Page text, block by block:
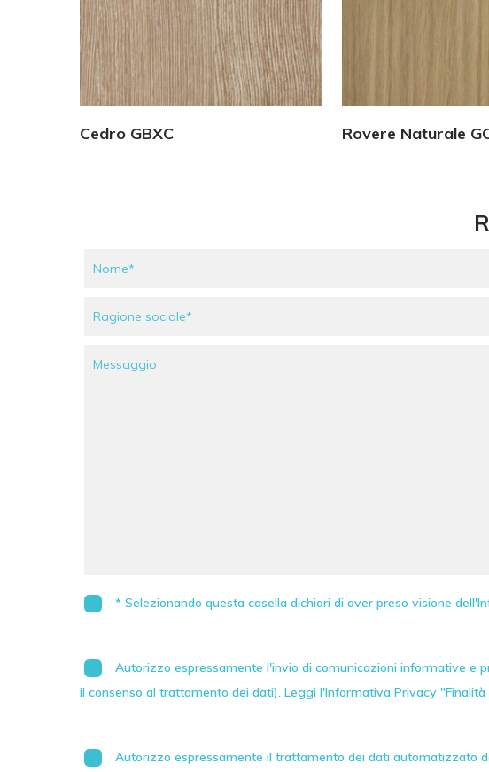
Cedro GBXC Rovere Naturale
* Selezionando questa casella dichiari di aver preso visione
Autorizzo espressamente l'invio di comunicazioni informative e
il consenso al trattamento dei dati). Leggi l'Informativa Privacy
Autorizzo espressamente il trattamento dei dati automatizzato